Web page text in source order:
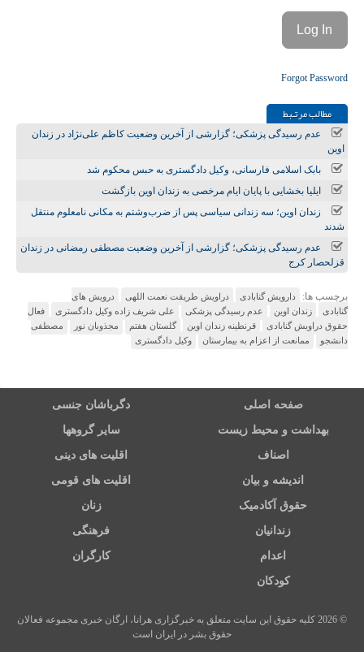
Forgot Password
مطالب مرتـبط
عدم رسیدگی پزشکی؛ گزارشی از آخرین وضعیت کاظم علی‌نژاد در زندان
اوین
بابک اسلامی فارسانی، وکیل دادگستری به حبس محکوم شد
ایلیا بخشایی با پایان ایام مرخصی به زندان اوین بازگشت
زندان اوین؛ سه زندانی سیاسی پس از ضرب‌وشتم به مکانی نامعلوم منتقل
شدند
عدم رسیدگی پزشکی؛ گزارشی از آخرین وضعیت مصطفی رمضانی در زندان
قزلحصار کرج
برچسب ها: دارویش گنابادی دراویش طریقت نعمت اللهی
درویش های
گنابادی
زندان اوین عدم رسیدگی پزشکی علی شریف زاده وکیل دادگستری
فعال
حقوق دراویش گنابادی
قرنطینه زندان اوین گلستان هفتم مجذوبان نور
مصطفی
دانشجو
ممانعت از اعزام به بیمارستان وکیل دادگستری
صفحه اصلی دگرباشان جنسی
بهداشت و محیط زیست سایر گروهها
اصناف اقلیت های دینی
اندیشه و بیان اقلیت های قومی
حقوق آکادمیک زنان
زندانیان فرهنگی
اعدام کارگران
کودکان
© 2026 کلیه حقوق این سایت متعلق به خبرگزاری هرانا، ارگان خبری مجموعه فعالان
حقوق بشر در ایران است